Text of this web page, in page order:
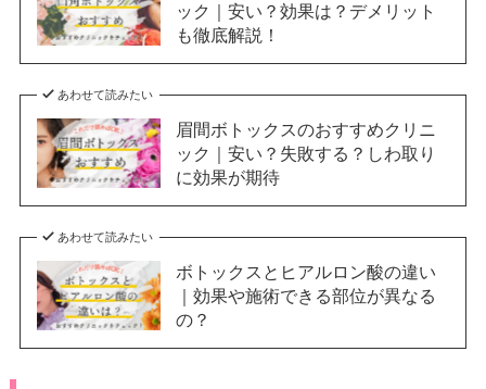
ック｜安い？効果は？デメリット
も徹底解説！
あわせて読みたい
眉間ボトックスのおすすめクリニ
ック｜安い？失敗する？しわ取り
に効果が期待
あわせて読みたい
ボトックスとヒアルロン酸の違い
｜効果や施術できる部位が異なる
の？